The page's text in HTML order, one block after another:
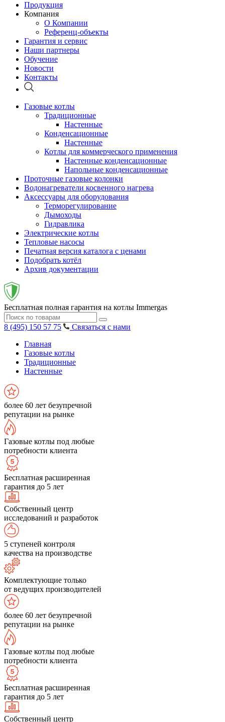
Продукция
Компания
О Компании
Референц-объекты
Гарантия и сервис
Наши партнеры
Обучение
Новости
Контакты
Газовые котлы
Традиционные
Настенные
Конденсационные
Настенные
Котлы для коммерческого применения
Настенные конденсационные
Напольные конденсационные
Проточные газовые колонки
Водонагреватели косвенного нагрева
Аксессуары для оборудования
Терморегулирование
Дымоходы
Гидравлика
Электрические котлы
Тепловые насосы
Печатная версия каталога с ценами
Подобрать котёл
Архив документации
Бесплатная полная гарантия на котлы Immergas
8 (495) 150 57 75
Связаться с нами
Главная
Газовые котлы
Традиционные
Настенные
более 60 лет безупречной
репутации на рынке
Газовые котлы под любые
потребности клиента
Бесплатная расширенная
гарантия до 5 лет
Собственный центр
исследований и разработок
5 ступеней контроля
качества на производстве
Комплектующие только
от ведущих производителей
более 60 лет безупречной
репутации на рынке
Газовые котлы под любые
потребности клиента
Бесплатная расширенная
гарантия до 5 лет
Собственный центр